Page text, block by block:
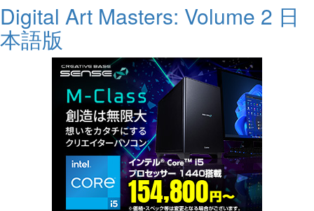
Digital Art Masters: Volume 2 日
本語版